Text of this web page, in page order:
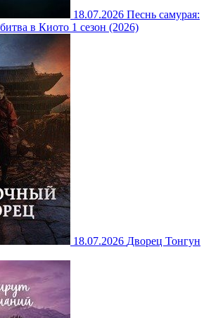
18.07.2026 Песнь самурая:
в Киото 1 сезон (2026)
18.07.2026 Дворец Тонгун